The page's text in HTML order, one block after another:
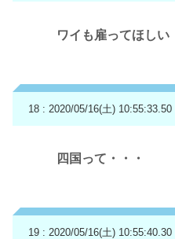
ワイも雇ってほしい
18 : 2020/05/16(土) 10:55:33.50
四国って・・・
19 : 2020/05/16(土) 10:55:40.30